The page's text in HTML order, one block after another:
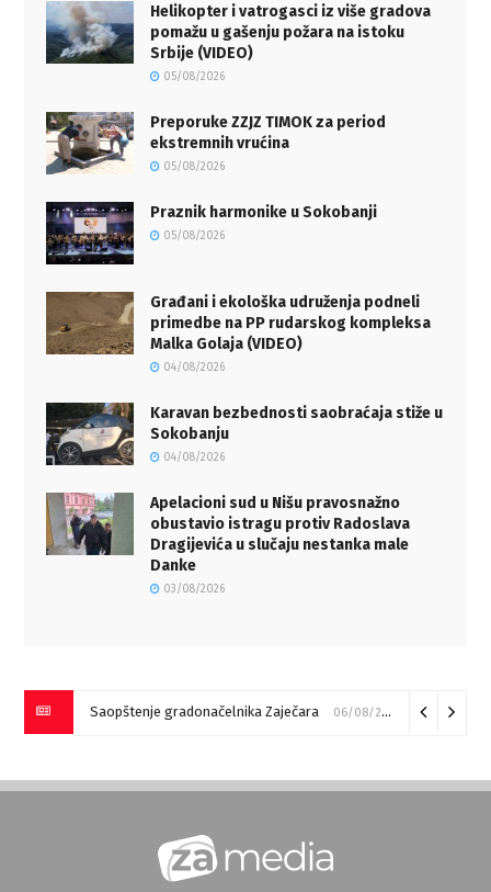
Helikopter i vatrogasci iz više gradova
pomažu u gašenju požara na istoku
Srbije (VIDEO)
05/08/2026
Preporuke ZZJZ TIMOK za period
ekstremnih vrućina
05/08/2026
Praznik harmonike u Sokobanji
05/08/2026
Građani i ekološka udruženja podneli
primedbe na PP rudarskog kompleksa
Malka Golaja (VIDEO)
04/08/2026
Karavan bezbednosti saobraćaja stiže u
Sokobanju
04/08/2026
Apelacioni sud u Nišu pravosnažno
obustavio istragu protiv Radoslava
Dragijevića u slučaju nestanka male
Danke
03/08/2026
Saopštenje gradonačelnika Zaječara 06/08/2026